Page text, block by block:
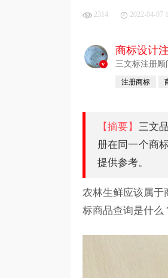
2314 2022-04-07
v
商标设计
三文标注册顾
注册商标
【摘要】 三文
册在同一个商
提供参考。
农林生鲜应该属于
标商品查询是什么